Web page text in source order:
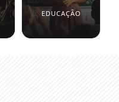
EDUCAÇÃO